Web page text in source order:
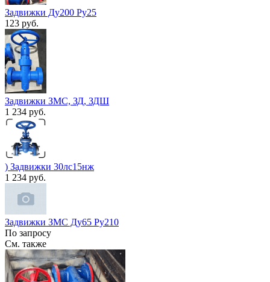
Задвижки Ду200 Ру25
123 руб.
Задвижки ЗМС, ЗД, ЗДШ
1 234 руб.
) Задвижки 30лс15нж
1 234 руб.
Задвижки ЗМС Ду65 Ру210
По запросу
См. также